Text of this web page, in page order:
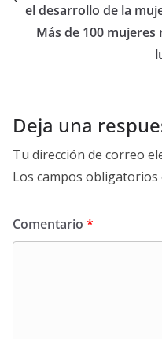
el desarrollo de la
Más de 100
Deja una
Tu dirección de correo
Los campos obligatorios
Comentario *